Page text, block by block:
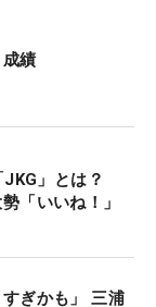
績
JKG」とは？
「いいね！」
すぎかも」 三浦